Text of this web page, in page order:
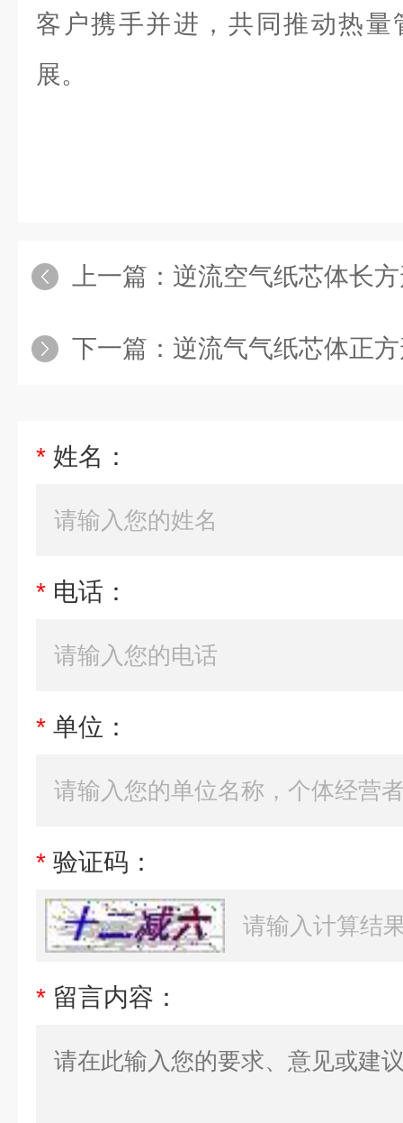
客户携手并进，共同推动热
展。
上一篇： 逆流空气纸芯体长
下一篇： 逆流气气纸芯体正
* 姓名：
* 电话：
* 单位：
* 验证码：
* 留言内容：